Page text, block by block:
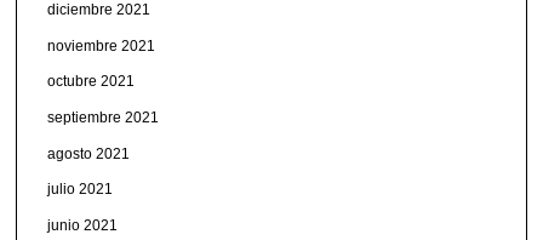
diciembre 2021
noviembre 2021
octubre 2021
septiembre 2021
agosto 2021
julio 2021
junio 2021